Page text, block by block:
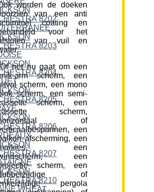
worden de doeken
van een anti
coating en
voor het
van vuil en
het nu gaat om een
arm scherm, een
scherm, een mono
scherm, een semi-
scherm, een
scherm,
of
een
afscherming, een
een
een
scherm, een
of
pergola